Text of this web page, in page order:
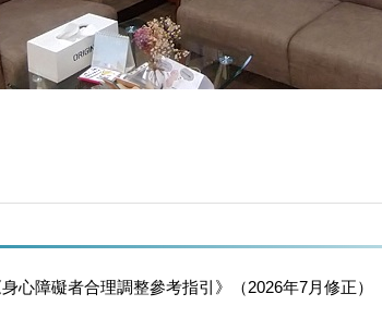
身心障礙者合理調整參考指引》（2026年7月修正）